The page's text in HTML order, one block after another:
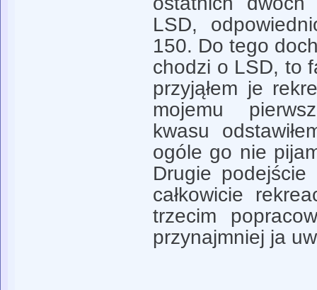
LSD,
150. Do tego
chodzi o LSD, to
przyjąłem je
mojemu
kwasu
ogóle go nie
Drugie
całkowicie
trzecim
przynajmniej ja